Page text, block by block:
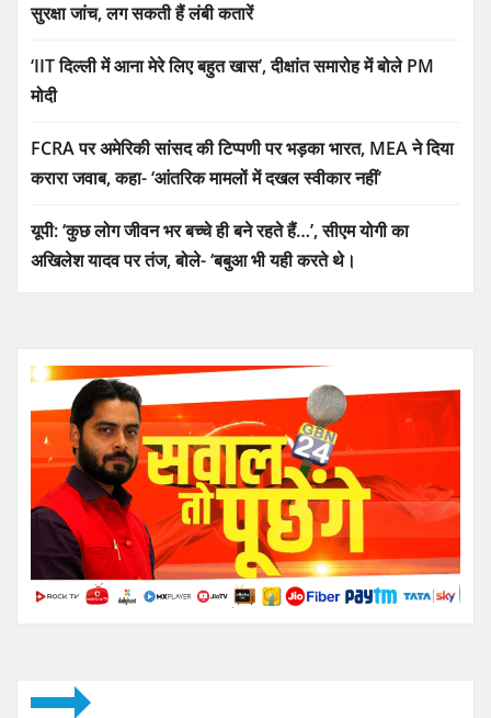
सुरक्षा जांच, लग सकती हैं लंबी कतारें
‘IIT दिल्ली में आना मेरे लिए बहुत खास’, दीक्षांत समारोह में बोले PM
मोदी
FCRA पर अमेरिकी सांसद की टिप्पणी पर भड़का भारत, MEA ने दिया
करारा जवाब, कहा- ‘आंतरिक मामलों में दखल स्वीकार नहीं’
यूपी: ‘कुछ लोग जीवन भर बच्चे ही बने रहते हैं…’, सीएम योगी का
अखिलेश यादव पर तंज, बोले- ‘बबुआ भी यही करते थे।